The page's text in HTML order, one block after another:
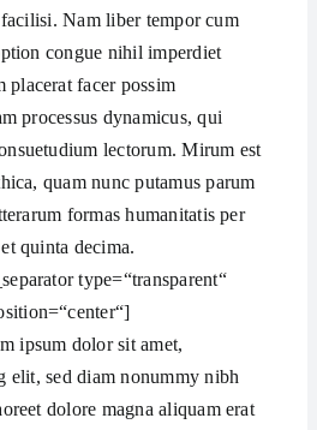
Nam liber tempor cum
congue nihil imperdiet
placerat facer possim
processus dynamicus, qui
lectorum. Mirum est
quam nunc putamus parum
formas humanitatis per
quinta decima.
type=“transparent“
ipsum dolor sit amet,
elit, sed diam nonummy nibh
dolore magna aliquam erat